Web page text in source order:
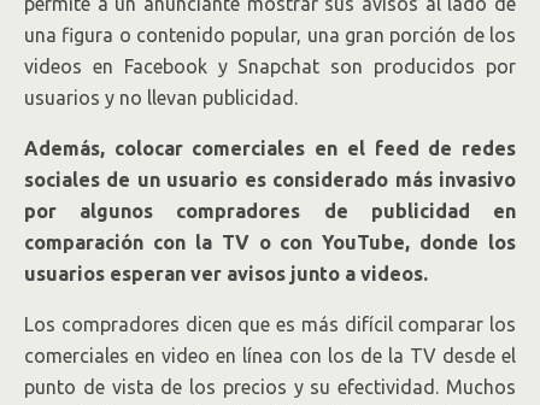
una figura o contenido popular, una gran porción de los
videos en Facebook y Snapchat son producidos por
usuarios y no llevan publicidad.
Además, colocar comerciales en el feed de redes
sociales de un usuario es considerado más invasivo
por algunos compradores de publicidad en
comparación con la TV o con YouTube, donde los
usuarios esperan ver avisos junto a videos.
Los compradores dicen que es más difícil comparar los
comerciales en video en línea con los de la TV desde el
punto de vista de los precios y su efectividad. Muchos